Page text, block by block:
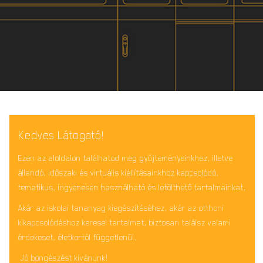
Kedves Látogató!
Ezen az aloldalon találhatod meg gyűjteményeinkhez, illetve
állandó, időszaki és virtuális kiállításainkhoz kapcsolódó,
tematikus, ingyenesen használható és letölthető tartalmainkat.
Akár az iskolai tananyag kiegészítéséhez, akár az otthoni
kikapcsolódáshoz keresel tartalmat, biztosan találsz valami
érdekeset, életkortól függetlenül.
Jó böngészést kívánunk!